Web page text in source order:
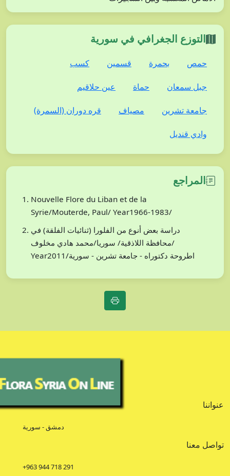
التوزع الجغرافي في سورية
حمص بحمرة قسمين كسب
جبل سمعان حماة عين حلاقيم
جامعة تشرين مصياف قره دوران (السمرة)
وادي قنديل
المراجع
Nouvelle Flore du Liban et de la
Syrie/Mouterde, Paul/ Year1966-1983/
دراسة بعض أنوع من الفلورا (ثنائيات الفلقة) في
محافظة اللاذقية/ سوريا/محمد هادي مخلوف/
Year2011/اطروحة دكتوراه - جامعة تشرين - سورية
عنواننا
دمشق - سورية
تواصل معنا
+963 944 718 291